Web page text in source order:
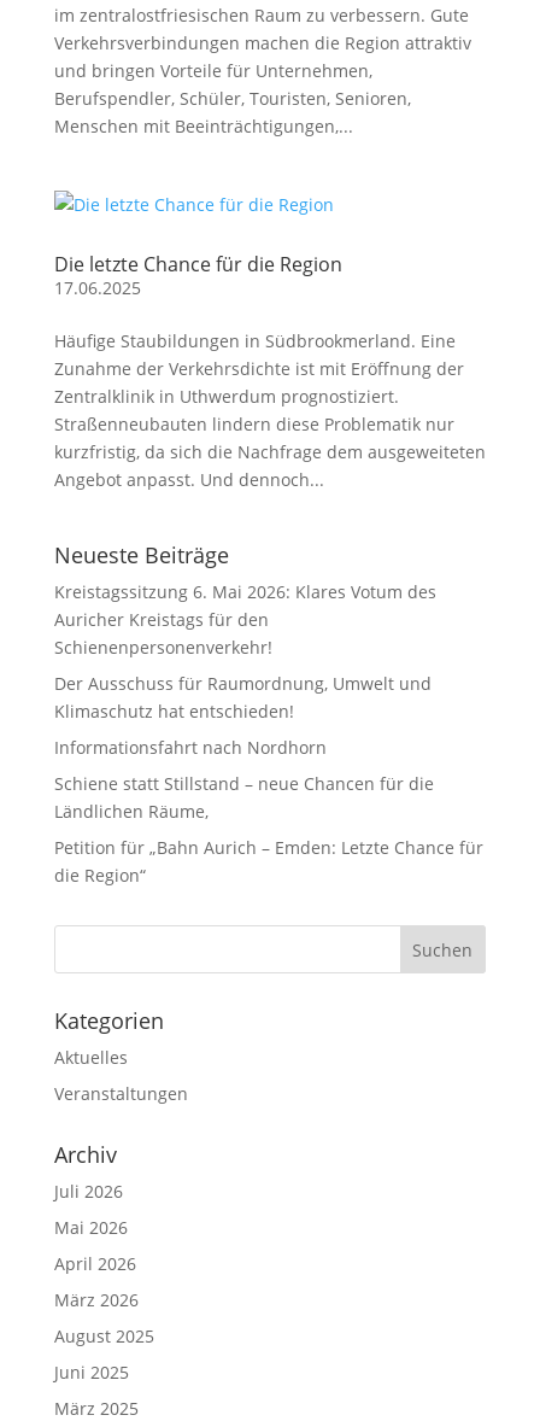
im zentralostfriesischen Raum zu verbessern. Gute
Verkehrsverbindungen machen die Region attraktiv
und bringen Vorteile für Unternehmen,
Berufspendler, Schüler, Touristen, Senioren,
Menschen mit Beeinträchtigungen,...
Die letzte Chance für die Region
17.06.2025
Häufige Staubildungen in Südbrookmerland. Eine
Zunahme der Verkehrsdichte ist mit Eröffnung der
Zentralklinik in Uthwerdum prognostiziert.
Straßenneubauten lindern diese Problematik nur
kurzfristig, da sich die Nachfrage dem ausgeweiteten
Angebot anpasst. Und dennoch...
Neueste Beiträge
Kreistagssitzung 6. Mai 2026: Klares Votum des
Auricher Kreistags für den
Schienenpersonenverkehr!
Der Ausschuss für Raumordnung, Umwelt und
Klimaschutz hat entschieden!
Informationsfahrt nach Nordhorn
Schiene statt Stillstand – neue Chancen für die
Ländlichen Räume,
Petition für „Bahn Aurich – Emden: Letzte Chance für
die Region“
Kategorien
Aktuelles
Veranstaltungen
Archiv
Juli 2026
Mai 2026
April 2026
März 2026
August 2025
Juni 2025
März 2025